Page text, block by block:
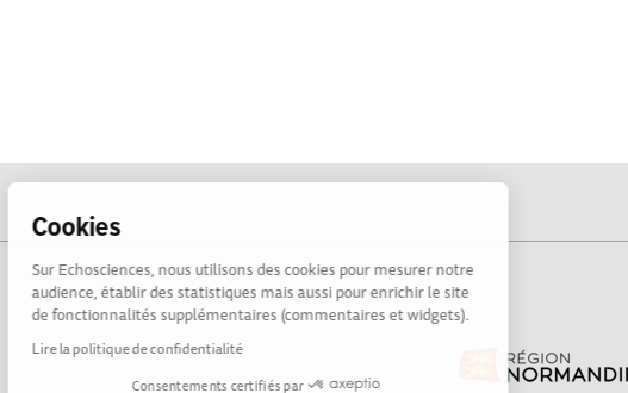
Cookies
Sur Echosciences, nous utilisons des cookies pour mesurer notre
audience, établir des statistiques mais aussi pour enrichir le site
de fonctionnalités supplémentaires (commentaires et widgets).
Lire la politique de confidentialité
Consentements certifiés par